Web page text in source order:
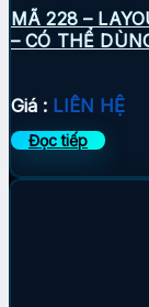
MÃ 228 –
– CÓ THỂ
Giá : LIÊN HỆ
Đọc tiếp